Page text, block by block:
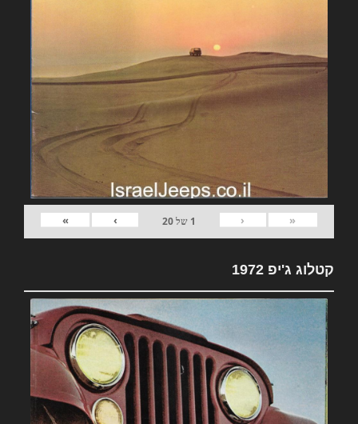
«
‹
1 של20
›
»
קטלוג ג'יפ 1972